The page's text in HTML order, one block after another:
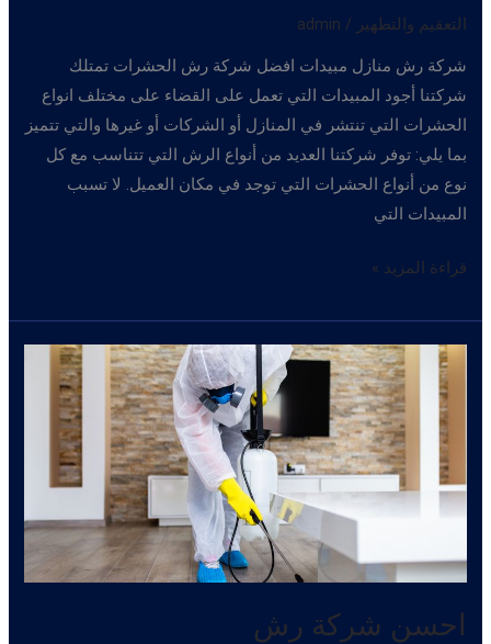
التعقيم والتطهير /
admin
شركة رش منازل مبيدات افضل شركة رش الحشرات تمتلك
شركتنا أجود المبيدات التي تعمل على القضاء على مختلف انواع
الحشرات التي تنتشر في المنازل أو الشركات أو غيرها والتي تتميز
بما يلي: توفر شركتنا العديد من أنواع الرش التي تتناسب مع كل
نوع من أنواع الحشرات التي توجد في مكان العميل. لا تسبب
المبيدات التي
شركة
منازل
قراءة المزيد »
احسن شركة رش